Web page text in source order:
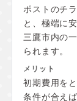
ポストのチ
と、極端に
三鷹市内の
られます。
初期費用を
条件が合え